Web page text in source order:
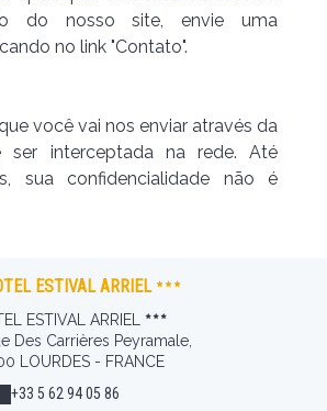
do nosso site, envie uma
no link "Contato".
você vai nos enviar através da
ser interceptada na rede. Até
sua confidencialidade não é
ESTIVAL ARRIEL
ESTIVAL ARRIEL
Des Carrières Peyramale,
LOURDES - FRANCE
+33 5 62 94 05 86